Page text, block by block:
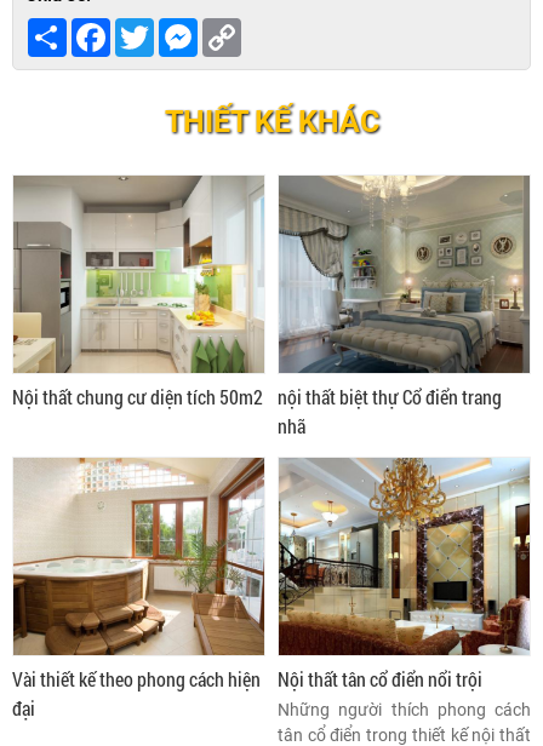
Share Facebook
TwitterMessenger
THIẾT KẾ KHÁC
Nội thất chung cư diện tích 50m2
nội thất biệt thự Cổ điển trang
nhã
Vài thiết kế theo phong cách hiện
đại
Nội thất tân cổ điển nổi trội
Những người thích phong cách
tân cổ điển trong thiết kế nội thất